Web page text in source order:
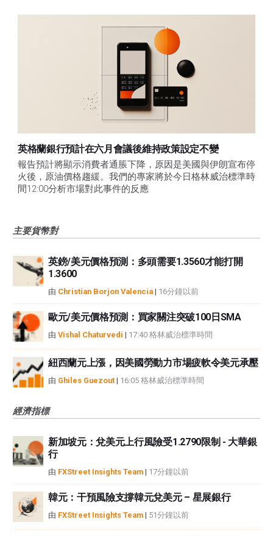
英格蘭銀行預計在六月會議後維持政策設定不變
報告預計將顯示消費者通脹下降，原因是美國與伊朗宣布停
火後，原油價格趨緩。我們的專家將於今日格林威治標準時
間12:00分析市場對此事件的反應
主要貨幣對
英鎊/美元價格預測：多頭需要1.3560才能打開
1.3600
由 Christian Borjon Valencia | 16分鐘以前
歐元/美元價格預測：買家關注突破100日SMA
由 Vishal Chaturvedi | 17:40 格林威治標準時間
紐西蘭元上漲，因美國勞動力市場疲軟令美元承壓
由 Ghiles Guezout | 16:05 格林威治標準時間
經濟指標
新加坡元：兌美元上行風險受1.2790限制 - 大華銀
行
由 FXStreet Insights Team | 17分鐘以前
韓元：干預風險支撐韓元兌美元 – 星展銀行
由 FXStreet Insights Team | 51分鐘以前